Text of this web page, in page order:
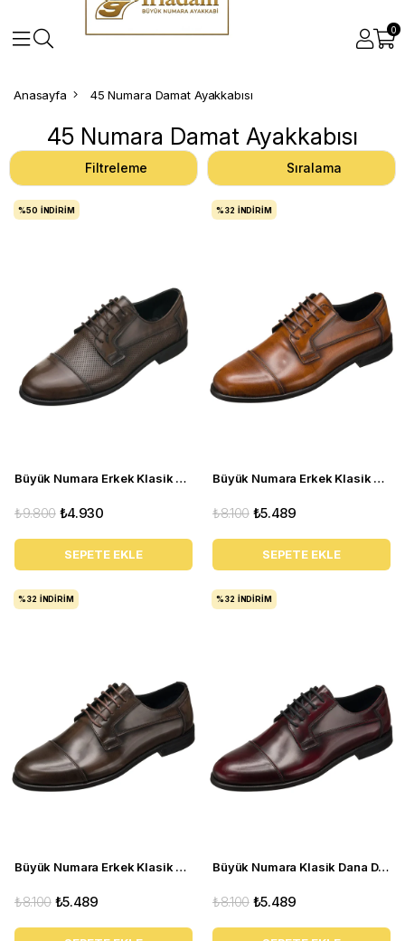
0
Anasayfa 45 Numara Damat Ayakkabısı
45 Numara Damat Ayakkabısı
Filtreleme Sıralama
Büyük Numara Erkek Klasik Ayakkabı - NV1088 Kahve Açma
₺4.930
₺9.800
SEPETE EKLE
%50 İNDIRIM
Büyük Numara Erkek Klasik Ayakkabı - YKP1088 Taba
₺5.489
₺8.100
SEPETE EKLE
%32 İNDIRIM
Büyük Numara Erkek Klasik Deri Açma Ayakkabı - YKP1088 Kahverengi
₺5.489
₺8.100
%32 İNDIRIM
Büyük Numara Klasik Dana Derisi Erkek Ayakkabısı - YKP1088 Bordo Açma
₺5.489
₺8.100
%32 İNDIRIM